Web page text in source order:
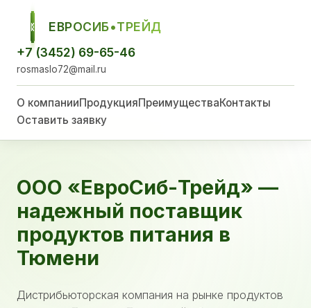
ЕСТ
ЕВРОСИБ•ТРЕЙД
+7 (3452) 69-65-46
rosmaslo72@mail.ru
О компанииПродукцияПреимуществаКонтакты
Оставить заявку
ООО «ЕвроСиб-Трейд» —
надежный поставщик
продуктов питания в
Тюмени
Дистрибьюторская компания на рынке продуктов